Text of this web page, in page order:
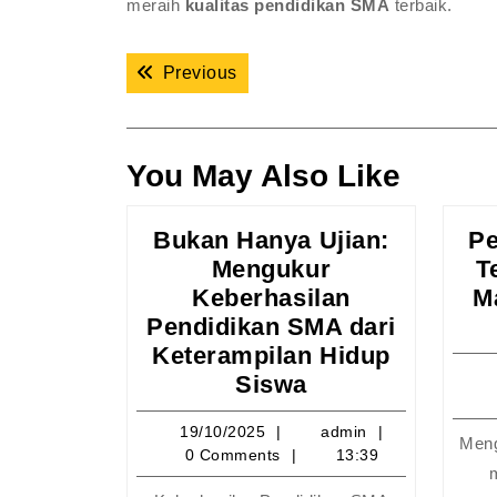
meraih kualitas pendidikan SMA terbaik.
Navigasi
pos
PreviousPrevious post:
You May Also Like
Bukan Hanya Ujian:
Mengukur
Keberhasilan
Pendidikan SMA dari
Keterampilan Hidup
SiswaBukan
Hanya
Ujian:
Mengukur
19/10/2025 19/10/2025
admin
0 Comments
13:39